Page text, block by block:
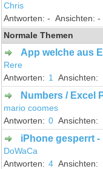
Chris
-
-
Normale Themen
App welche aus
Rere
1
Numbers / Excel
mario coomes
0
iPhone gesperrt -
DoWaCa
4